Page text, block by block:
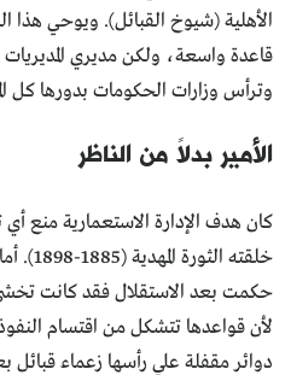
الأهلية (شيوخ القبائل). ويوحي هذا
قاعدة واسعة، ولكن مديري
وترأس وزارات الحكومات بدورها كل
الأمير بدلاً من الناظر
كان هدف الإدارة الاستعمارية منع
خلقته
حكمت بعد الاستقلال فقد كانت
لأن قواعدها تتشكل من اقتسام
دوائر مقفلة علي رأسها زعماء قبائل